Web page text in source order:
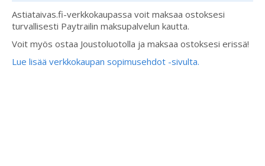
Astiataivas.fi-verkkokaupassa voit maksaa ostoksesi
turvallisesti Paytrailin maksupalvelun kautta.
Voit myös ostaa Joustoluotolla ja maksaa ostoksesi erissä!
Lue lisää verkkokaupan sopimusehdot -sivulta.